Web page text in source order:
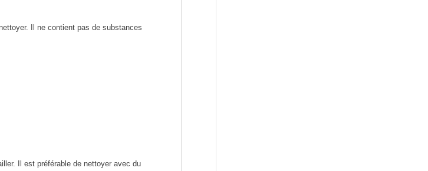
Il ne contient pas de substances
Il est préférable de nettoyer avec du